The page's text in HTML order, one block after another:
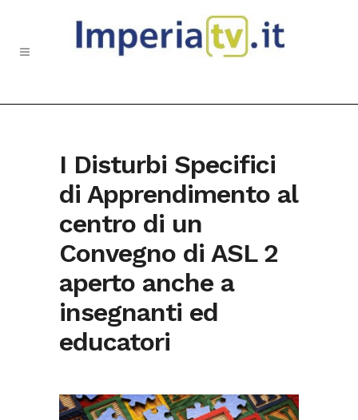
I Disturbi Specifici
di Apprendimento al
centro di un
Convegno di ASL 2
aperto anche a
insegnanti ed
educatori